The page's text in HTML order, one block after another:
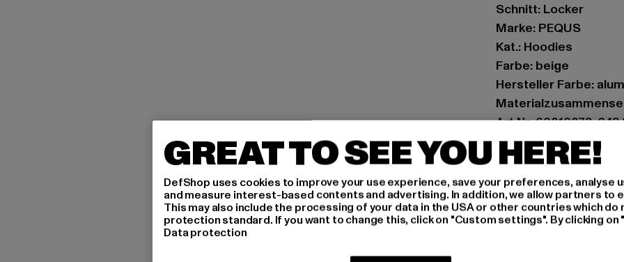
Schnitt: Locker
Marke: PEQUS
Kat.: Hoodies
Farbe: beige
Hersteller Farbe:
Art.Nr: 60210273-
Hersteller: Urban
Schanzenstraße 41 |
GREAT TO SEE YOU HERE!
DefShop uses cookies to improve your use experience, save your preferences, analyse
and measure interest-based contents and advertising. In addition, we allow partners to
This may also include the processing of your data in the USA or other countries which do
protection standard. If you want to change this, click on "Custom settings". By clicking
Data protection